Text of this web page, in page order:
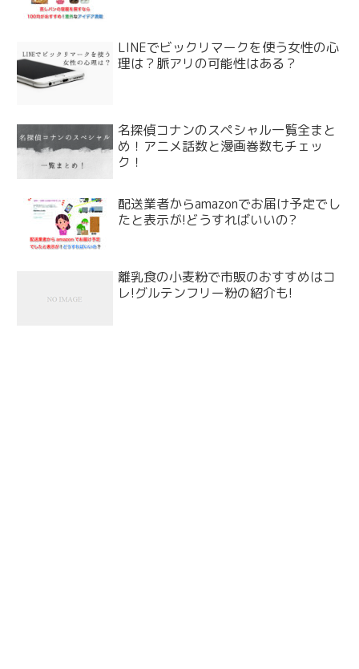
LINEでビックリマークを使う女性の心
理は？脈アリの可能性はある？
名探偵コナンのスペシャル一覧全まと
め！アニメ話数と漫画巻数もチェッ
ク！
配送業者からamazonでお届け予定でし
たと表示が!どうすればいいの?
離乳食の小麦粉で市販のおすすめはコ
レ!グルテンフリー粉の紹介も!